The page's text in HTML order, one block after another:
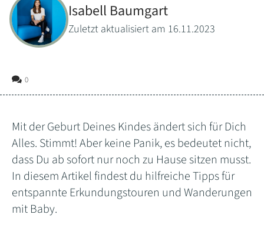
Isabell Baumgart
Zuletzt aktualisiert am 16.11.2023
0
Mit der Geburt Deines Kindes ändert sich für Dich
Alles. Stimmt! Aber keine Panik, es bedeutet nicht,
dass Du ab sofort nur noch zu Hause sitzen musst.
In diesem Artikel findest du hilfreiche Tipps für
entspannte Erkundungstouren und Wanderungen
mit Baby.